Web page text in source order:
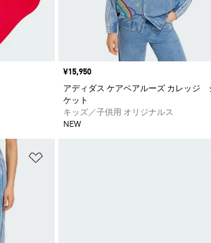
価格
¥15,950
アディダス ケアベアルーズ カレッジ
ケット
キッズ／子供用 オリジナルス
NEW